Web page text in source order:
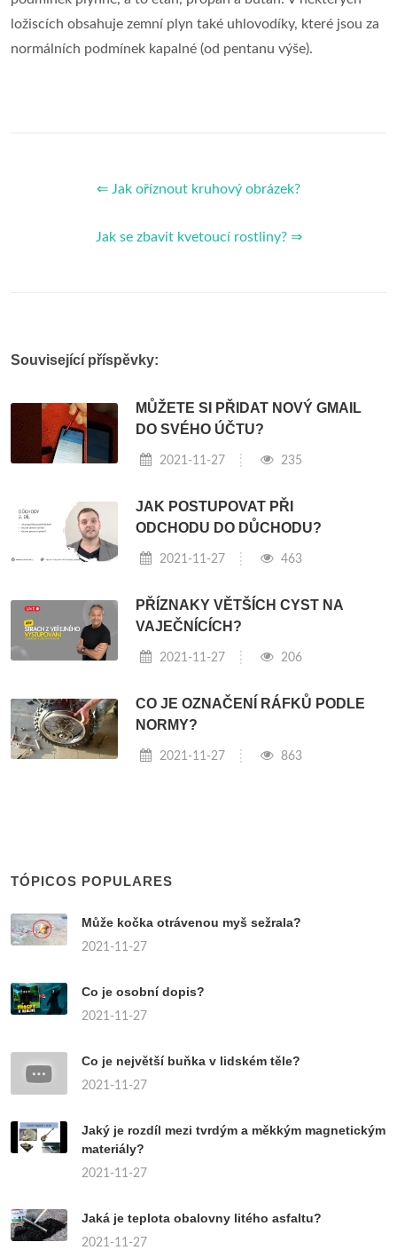
ložiscích obsahuje zemní plyn také uhlovodíky, které jsou za
normálních podmínek kapalné (od pentanu výše).
⇐ Jak oříznout kruhový obrázek?
Jak se zbavit kvetoucí rostliny? ⇒
Související příspěvky:
MŮŽETE SI PŘIDAT NOVÝ GMAIL
DO SVÉHO ÚČTU?
2021-11-27 235
JAK POSTUPOVAT PŘI
ODCHODU DO DŮCHODU?
2021-11-27 463
PŘÍZNAKY VĚTŠÍCH CYST NA
VAJEČNÍCÍCH?
2021-11-27 206
CO JE OZNAČENÍ RÁFKŮ PODLE
NORMY?
2021-11-27 863
TÓPICOS POPULARES
Může kočka otrávenou myš sežrala?
2021-11-27
Co je osobní dopis?
2021-11-27
Co je největší buňka v lidském těle?
2021-11-27
Jaký je rozdíl mezi tvrdým a měkkým magnetickým
materiály?
2021-11-27
Jaká je teplota obalovny litého asfaltu?
2021-11-27